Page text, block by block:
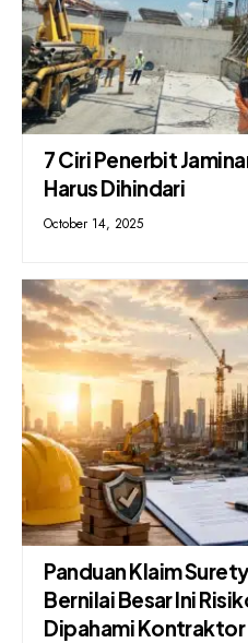
7 Ciri Penerbit
Harus Dihindari
October 14, 2025
Panduan Klaim
Bernilai Besar Ini
Dipahami Kontraktor